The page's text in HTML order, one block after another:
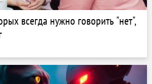
всегда нужно говорить "нет",